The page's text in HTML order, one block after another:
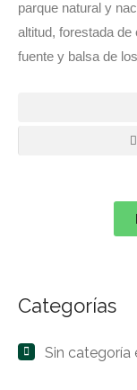
parque natural y
altitud, forestada
fuente y balsa de
Categorías
Sin categoría